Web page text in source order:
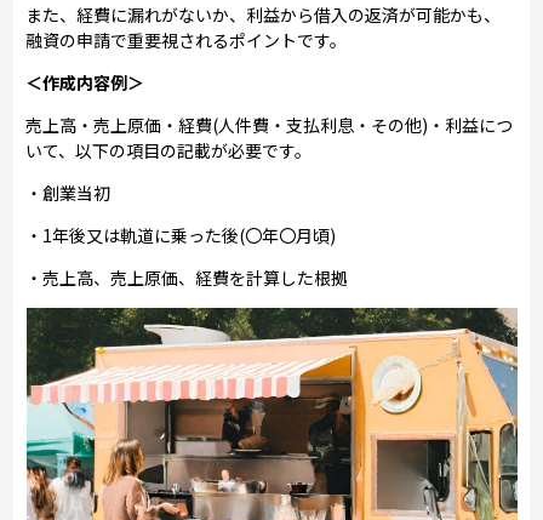
また、経費に漏れがないか、利益から借入の返済が可能かも、
融資の申請で重要視されるポイントです。
＜作成内容例＞
売上高・売上原価・経費(人件費・支払利息・その他)・利益につ
いて、以下の項目の記載が必要です。
・創業当初
・1年後又は軌道に乗った後(〇年〇月頃)
・売上高、売上原価、経費を計算した根拠